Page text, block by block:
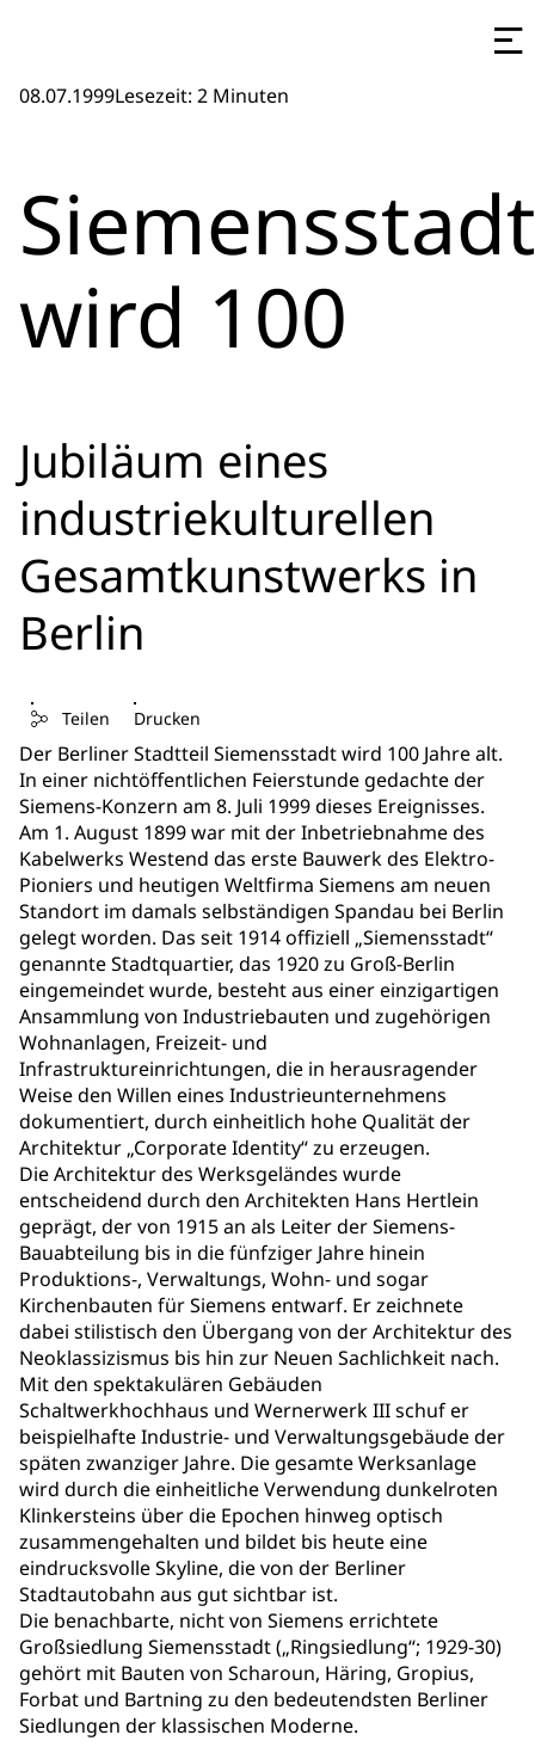
08.07.1999Lesezeit: 2 Minuten
Siemensstadt
wird 100
Jubiläum eines
industriekulturellen
Gesamtkunstwerks in
Berlin
Teilen Drucken
Der Berliner Stadtteil Siemensstadt wird 100 Jahre alt.
In einer nichtöffentlichen Feierstunde gedachte der
Siemens-Konzern am 8. Juli 1999 dieses Ereignisses.
Am 1. August 1899 war mit der Inbetriebnahme des
Kabelwerks Westend das erste Bauwerk des Elektro-
Pioniers und heutigen Weltfirma Siemens am neuen
Standort im damals selbständigen Spandau bei Berlin
gelegt worden. Das seit 1914 offiziell „Siemensstadt“
genannte Stadtquartier, das 1920 zu Groß-Berlin
eingemeindet wurde, besteht aus einer einzigartigen
Ansammlung von Industriebauten und zugehörigen
Wohnanlagen, Freizeit- und
Infrastruktureinrichtungen, die in herausragender
Weise den Willen eines Industrieunternehmens
dokumentiert, durch einheitlich hohe Qualität der
Architektur „Corporate Identity“ zu erzeugen.
Die Architektur des Werksgeländes wurde
entscheidend durch den Architekten Hans Hertlein
geprägt, der von 1915 an als Leiter der Siemens-
Bauabteilung bis in die fünfziger Jahre hinein
Produktions-, Verwaltungs, Wohn- und sogar
Kirchenbauten für Siemens entwarf. Er zeichnete
dabei stilistisch den Übergang von der Architektur des
Neoklassizismus bis hin zur Neuen Sachlichkeit nach.
Mit den spektakulären Gebäuden
Schaltwerkhochhaus und Wernerwerk III schuf er
beispielhafte Industrie- und Verwaltungsgebäude der
späten zwanziger Jahre. Die gesamte Werksanlage
wird durch die einheitliche Verwendung dunkelroten
Klinkersteins über die Epochen hinweg optisch
zusammengehalten und bildet bis heute eine
eindrucksvolle Skyline, die von der Berliner
Stadtautobahn aus gut sichtbar ist.
Die benachbarte, nicht von Siemens errichtete
Großsiedlung Siemensstadt („Ringsiedlung“; 1929-30)
gehört mit Bauten von Scharoun, Häring, Gropius,
Forbat und Bartning zu den bedeutendsten Berliner
Siedlungen der klassischen Moderne.